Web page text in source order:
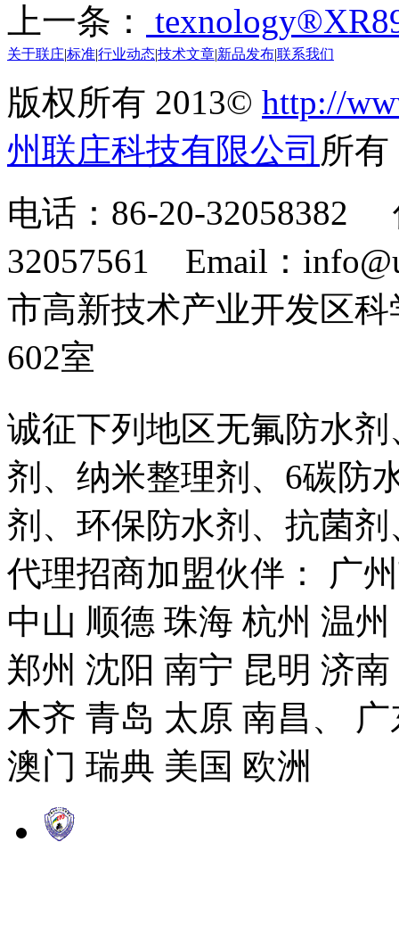
上一条：
关于联庄|标准|行业动态|技术文章|新品发布|联系我们
版权所有 2013© http://
州联庄科技有限公司 所
电话：86-20-32058382
32057561 Email：
市高新技术产业开发区
602室
诚征下列地区无氟防水
剂、纳米整理剂、6碳防
剂、环保防水剂、抗菌
代理招商加盟伙伴： 广
中山 顺德 珠海 杭州 温
郑州 沈阳 南宁 昆明 济
木齐 青岛 太原 南昌、
澳门 瑞典 美国 欧洲